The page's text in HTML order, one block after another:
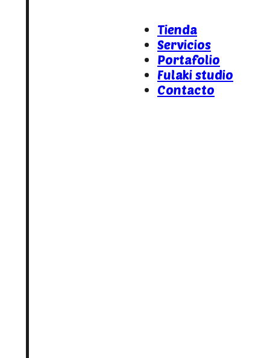
Tienda
Servicios
Portafolio
Fulaki studio
Contacto